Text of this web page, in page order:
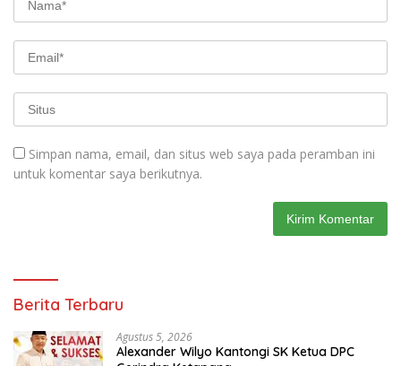
Simpan nama, email, dan situs web saya pada peramban ini
untuk komentar saya berikutnya.
Berita Terbaru
Agustus 5, 2026
Alexander Wilyo Kantongi SK Ketua DPC